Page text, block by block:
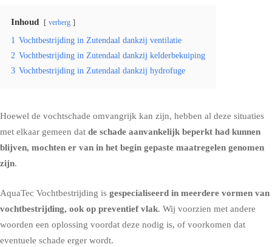
Inhoud verberg
1 Vochtbestrijding in Zutendaal dankzij ventilatie
2 Vochtbestrijding in Zutendaal dankzij kelderbekuiping
3 Vochtbestrijding in Zutendaal dankzij hydrofuge
Hoewel de vochtschade omvangrijk kan zijn, hebben al deze situaties
met elkaar gemeen dat de schade aanvankelijk beperkt had kunnen
blijven, mochten er van in het begin gepaste maatregelen genomen
zijn.
AquaTec Vochtbestrijding is gespecialiseerd in meerdere vormen van
vochtbestrijding, ook op preventief vlak. Wij voorzien met andere
woorden een oplossing voordat deze nodig is, of voorkomen dat
eventuele schade erger wordt.